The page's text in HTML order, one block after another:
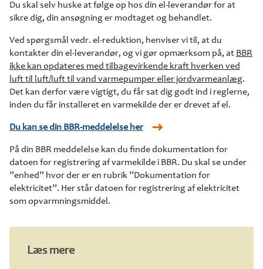
Du skal selv huske at følge op hos din el-leverandør for at
sikre dig, din ansøgning er modtaget og behandlet.
Ved spørgsmål vedr. el-reduktion, henviser vi til, at du
kontakter din el-leverandør, og vi gør opmærksom på, at BBR
ikke kan opdateres med tilbagevirkende kraft hverken ved
luft til luft/luft til vand varmepumper eller jordvarmeanlæg.
Det kan derfor være vigtigt, du får sat dig godt ind i reglerne,
inden du får installeret en varmekilde der er drevet af el.
Du kan se din BBR-meddelelse her
På din BBR meddelelse kan du finde dokumentation for
datoen for registrering af varmekilde i BBR. Du skal se under
”enhed” hvor der er en rubrik ”Dokumentation for
elektricitet”. Her står datoen for registrering af elektricitet
som opvarmningsmiddel.
Læs mere